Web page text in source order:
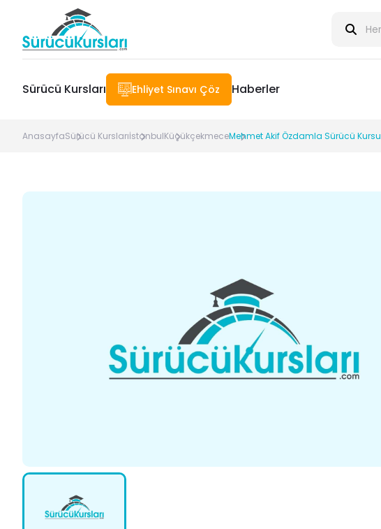
Sürücü Kursları Ehliyet Sınavı Çöz Haberler
AnasayfaSürücü KurslarıİstanbulKüçükçekmeceMehmet Akif Özdamla Sürücü Kursu